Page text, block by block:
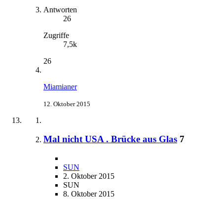
Antworten
26
Zugriffe
7,5k
26
Miamianer
12. Oktober 2015
Mal nicht USA . Brücke aus Glas 7
SUN
2. Oktober 2015
SUN
8. Oktober 2015